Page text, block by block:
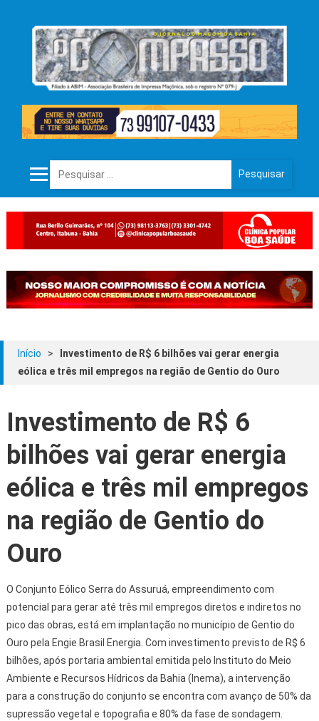
Pesquisar por:
Início >
Investimento de R$ 6 bilhões vai gerar energia
eólica e três mil empregos na região de Gentio do Ouro
Investimento de R$ 6
bilhões vai gerar energia
eólica e três mil empregos
na região de Gentio do
Ouro
O Conjunto Eólico Serra do Assuruá, empreendimento com
potencial para gerar até três mil empregos diretos e indiretos no
pico das obras, está em implantação no município de Gentio do
Ouro pela Engie Brasil Energia. Com investimento previsto de R$ 6
bilhões, após portaria ambiental emitida pelo Instituto do Meio
Ambiente e Recursos Hídricos da Bahia (Inema), a intervenção
para a construção do conjunto se encontra com avanço de 50% da
supressão vegetal e topografia e 80% da fase de sondagem.